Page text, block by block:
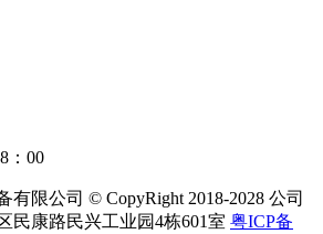
：00
有限公司 © CopyRight 2018-2028 公司
民康路民兴工业园4栋601室 粤ICP备